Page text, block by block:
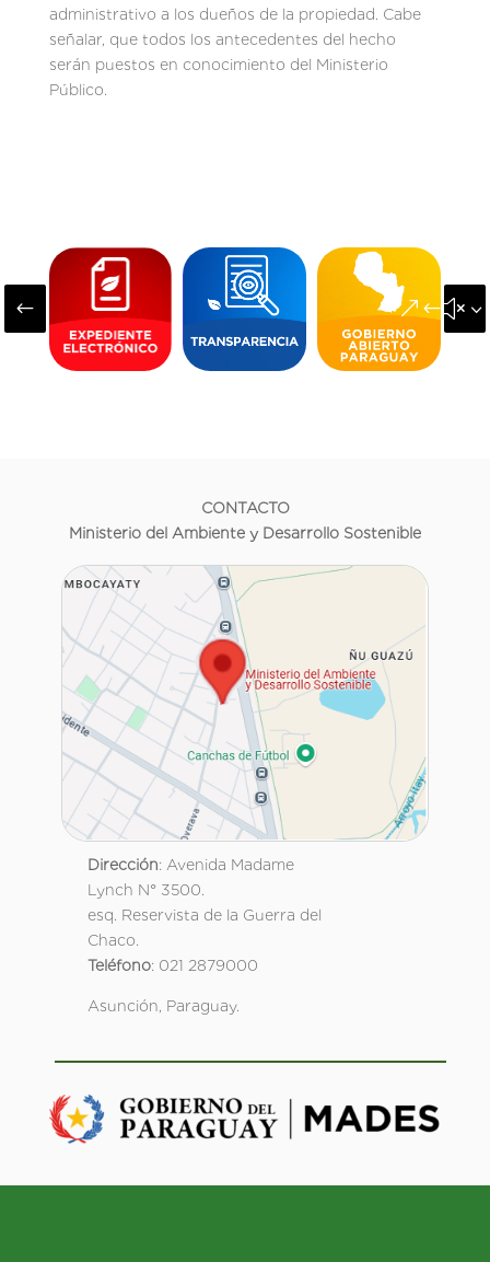
administrativo a los dueños de la propiedad. Cabe
señalar, que todos los antecedentes del hecho
serán puestos en conocimiento del Ministerio
Público.
#
CONTACTO
Ministerio del Ambiente y Desarrollo Sostenible
Dirección: Avenida Madame
Lynch N° 3500.
esq. Reservista de la Guerra del
Chaco.
Teléfono: 021 2879000
Asunción, Paraguay.